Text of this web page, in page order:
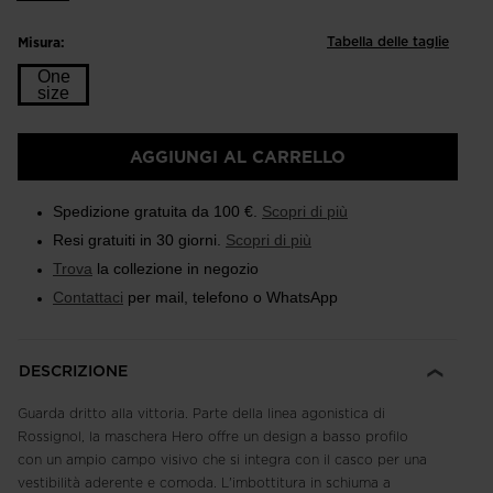
Misura:
Tabella delle taglie
One
size
selected
AGGIUNGI AL CARRELLO
Spedizione gratuita da 100 €. Scopri di più
Resi gratuiti in 30 giorni. Scopri di più
Trova la collezione in negozio
Contattaci per mail, telefono o WhatsApp
DESCRIZIONE
Guarda dritto alla vittoria. Parte della linea agonistica di
Rossignol, la maschera Hero offre un design a basso profilo
con un ampio campo visivo che si integra con il casco per una
vestibilità aderente e comoda. L'imbottitura in schiuma a